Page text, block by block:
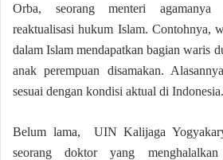
Orba, seorang menteri agamanya
reaktualisasi hukum Islam. Contohnya,
dalam Islam mendapatkan bagian waris
anak perempuan disamakan.
sesuai dengan kondisi aktual di Indonesia.
Belum lama, UIN Kalijaga
seorang doktor yang